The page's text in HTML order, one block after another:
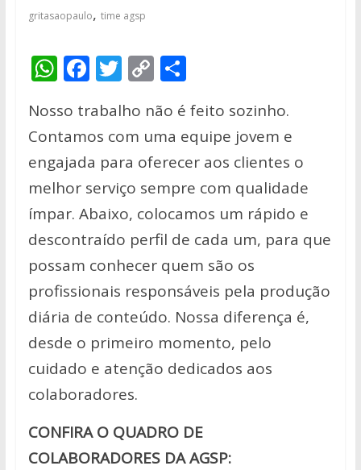
gritasaopaulo, time agsp
W
at
s
A
p
p
F
e
b
o
o
k
T
itt
er
C
p
y
Li
n
k
S
ar
e
Nosso trabalho não é feito sozinho.
Contamos com uma equipe jovem e
engajada para oferecer aos clientes o
melhor serviço sempre com qualidade
ímpar. Abaixo, colocamos um rápido e
descontraído perfil de cada um, para que
possam conhecer quem são os
profissionais responsáveis pela produção
diária de conteúdo. Nossa diferença é,
desde o primeiro momento, pelo
cuidado e atenção dedicados aos
colaboradores.
CONFIRA O QUADRO DE
COLABORADORES DA AGSP: